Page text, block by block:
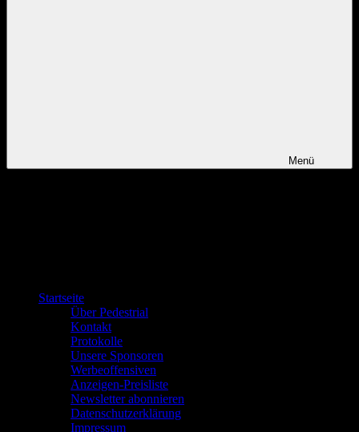
Menü
Startseite
Über Pedestrial
Kontakt
Protokolle
Unsere Sponsoren
Werbeoffensiven
Anzeigen-Preisliste
Newsletter abonnieren
Datenschutzerklärung
Impressum